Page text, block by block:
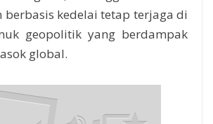
berbasis kedelai tetap terjaga di
geopolitik yang berdampak
global.